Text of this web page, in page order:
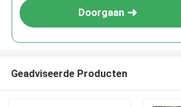
Doorgaan
Geadviseerde Producten